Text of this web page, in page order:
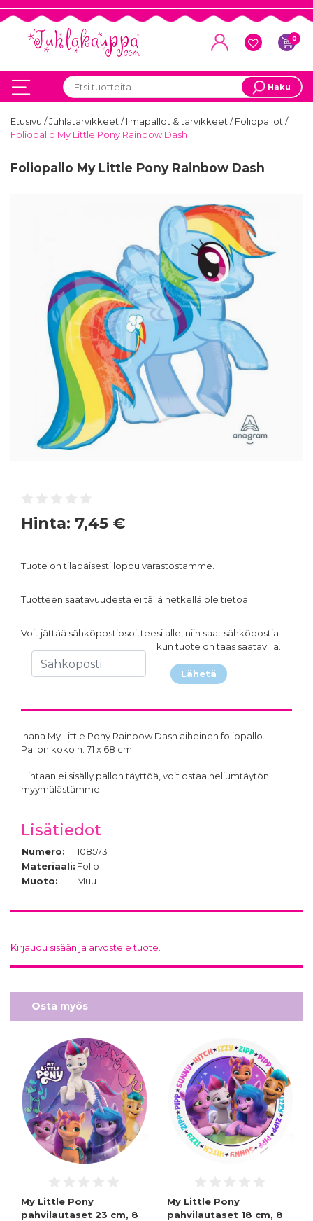
0
Haku
Etusivu /Juhlatarvikkeet/Ilmapallot & tarvikkeet/Foliopallot/
Foliopallo My Little Pony Rainbow Dash
Foliopallo My Little Pony Rainbow Dash
Hinta: 7,45 €
Tuote on tilapäisesti loppu varastostamme.
Tuotteen saatavuudesta ei tällä hetkellä ole tietoa.
Voit jättää sähköpostiosoitteesi alle, niin saat sähköpostia
kun tuote on taas saatavilla.
Lähetä
Ihana My Little Pony Rainbow Dash aiheinen foliopallo.
Pallon koko n. 71 x 68 cm.
Hintaan ei sisälly pallon täyttöä, voit ostaa heliumtäytön
myymälästämme.
Lisätiedot
Numero:
108573
Materiaali: Folio
Muoto:
Muu
Kirjaudu sisään ja arvostele tuote.
Osta myös
My Little Pony
pahvilautaset 23 cm, 8
My Little Pony
pahvilautaset 18 cm, 8